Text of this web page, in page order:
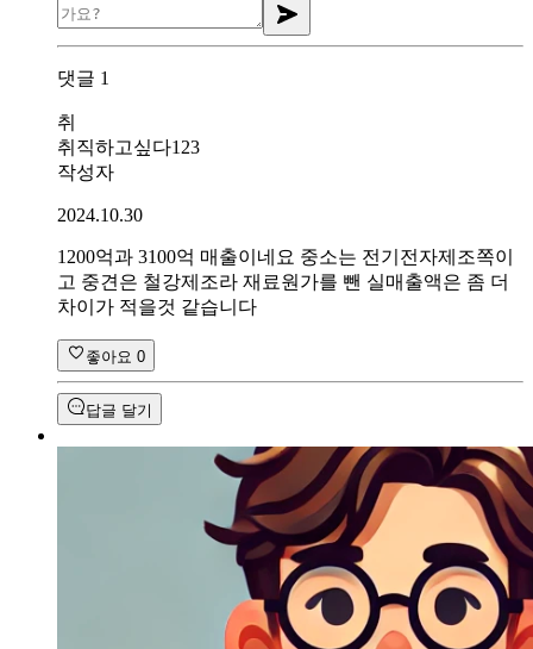
댓글 1
취
취직하고싶다123
작성자
2024.10.30
1200억과 3100억 매출이네요 중소는 전기전자제조쪽이
고 중견은 철강제조라 재료원가를 뺀 실매출액은 좀 더
차이가 적을것 같습니다
좋아요 0
답글 달기